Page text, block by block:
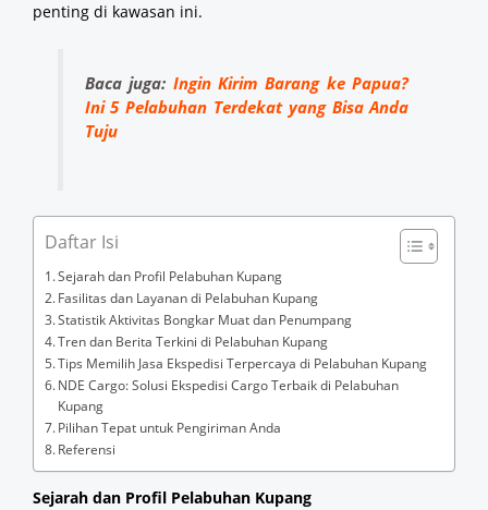
penting di kawasan ini.
Baca juga: Ingin Kirim Barang ke Papua?
Ini 5 Pelabuhan Terdekat yang Bisa Anda
Tuju
Daftar Isi
Sejarah dan Profil Pelabuhan Kupang
Fasilitas dan Layanan di Pelabuhan Kupang
Statistik Aktivitas Bongkar Muat dan Penumpang
Tren dan Berita Terkini di Pelabuhan Kupang
Tips Memilih Jasa Ekspedisi Terpercaya di Pelabuhan Kupang
NDE Cargo: Solusi Ekspedisi Cargo Terbaik di Pelabuhan
Kupang
Pilihan Tepat untuk Pengiriman Anda
Referensi
Sejarah dan Profil Pelabuhan Kupang